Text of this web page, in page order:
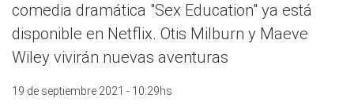
comedia dramática "Sex Education" ya está
disponible en Netflix. Otis Milburn y Maeve
Wiley vivirán nuevas aventuras
19 de septiembre 2021 - 10:29hs